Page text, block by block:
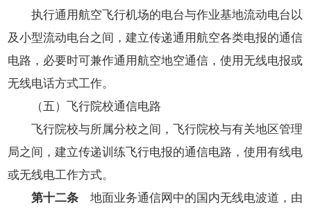
执行通用航空飞行机场的电台与作业基地流动电台以
及小型流动电台之间，建立传递通用航空各类电报的通信
电路，必要时可兼作通用航空地空通信，使用无线电报或
无线电话方式工作。
（五）飞行院校通信电路
飞行院校与所属分校之间，飞行院校与有关地区管理
局之间，建立传递训练飞行电报的通信电路，使用有线电
或无线电工作方式。
第十二条地面业务通信网中的国内无线电波道，由